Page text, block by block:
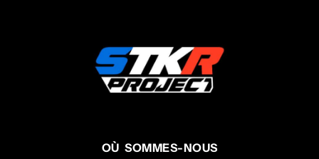
OÙ SOMMES-NOUS